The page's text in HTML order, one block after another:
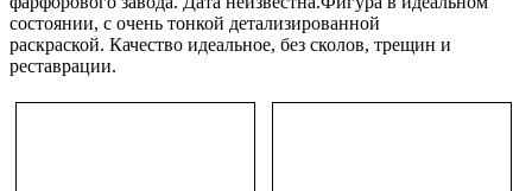
состоянии, с очень тонкой детализированной
раскраской. Качество идеальное, без сколов, трещин и
реставрации.